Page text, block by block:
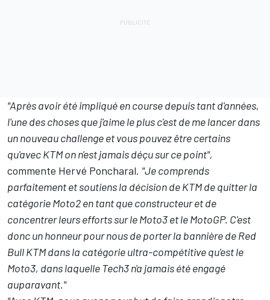
"Après avoir été impliqué en course depuis tant d'années,
l'une des choses que j'aime le plus c'est de me lancer dans
un nouveau challenge et vous pouvez être certains
qu'avec KTM on n'est jamais déçu sur ce point",
commente Hervé Poncharal. "Je comprends
parfaitement et soutiens la décision de KTM de quitter la
catégorie Moto2 en tant que constructeur et de
concentrer leurs efforts sur le Moto3 et le MotoGP. C'est
donc un honneur pour nous de porter la bannière de Red
Bull KTM dans la catégorie ultra-compétitive qu'est le
Moto3, dans laquelle Tech3 n'a jamais été engagé
auparavant."